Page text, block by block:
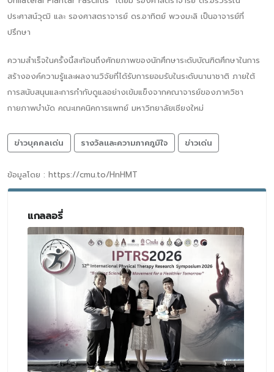
ประศาสน์วุฒิ และ รองศาสตราจารย์ ดร.อาทิตย์ พวงมะลิ เป็นอาจารย์ที่
ปรึกษา
ความสำเร็จในครั้งนี้สะท้อนถึงศักยภาพของนักศึกษาระดับบัณฑิตศึกษาในการ
สร้างองค์ความรู้และผลงานวิจัยที่ได้รับการยอมรับในระดับนานาชาติ ภายใต้
การสนับสนุนและการกำกับดูแลอย่างเข้มแข็งจากคณาจารย์ของภาควิชา
กายภาพบำบัด คณะเทคนิคการแพทย์ มหาวิทยาลัยเชียงใหม่
ข่าวบุคคลเด่น รางวัลและความภาคภูมิใจ ข่าวเด่น
ข้อมูลโดย : https://cmu.to/HnHMT
แกลลอรี่